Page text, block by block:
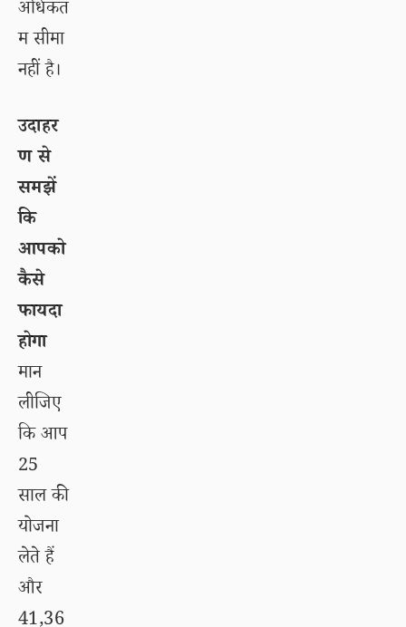
अधिकत
म सीमा
नहीं है।
उदाहर
ण से
समझें
कि
आपको
कैसे
फायदा
होगा
मान
लीजिए
कि आप
25
साल की
योजना
लेते हैं
और
41,36